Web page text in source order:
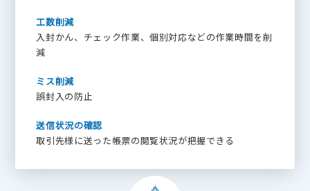
工数削減
入封かん、チェック作業、個別対応などの作業時間を削
減
ミス削減
誤封入の防止
送信状況の確認
取引先様に送った帳票の閲覧状況が把握できる